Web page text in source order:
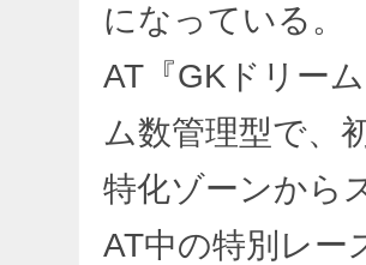
になっている。
AT『GKドリー
ム数管理型で、
特化ゾーンから
AT中の特別レー